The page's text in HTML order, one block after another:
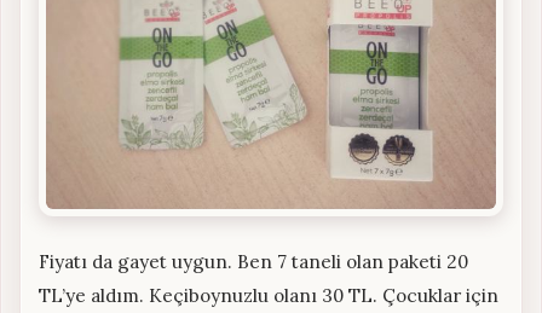
Fiyatı da gayet uygun. Ben 7 taneli olan paketi 20
TL’ye aldım. Keçiboynuzlu olanı 30 TL. Çocuklar için